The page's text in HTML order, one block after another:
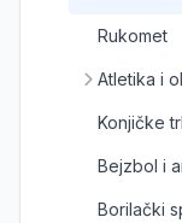
Rukomet
Atletika i
Konjičke
Bejzbol i
Borilački